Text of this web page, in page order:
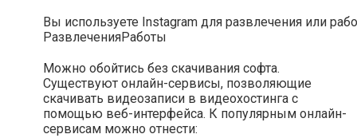
Вы используете Instagram для развлечения или
РазвлеченияРаботы
Можно обойтись без скачивания софта.
Существуют онлайн-сервисы, позволяющие
скачивать видеозаписи в видеохостинга с
помощью веб-интерфейса. К популярным онлайн-
сервисам можно отнести: